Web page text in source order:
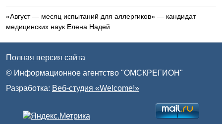
«Август — месяц испытаний для аллергиков» — кандидат
медицинских наук Елена Надей
Полная версия сайта
© Информационное агентство "ОМСКРЕГИОН"
Разработка: Веб-студия «Welcome!»